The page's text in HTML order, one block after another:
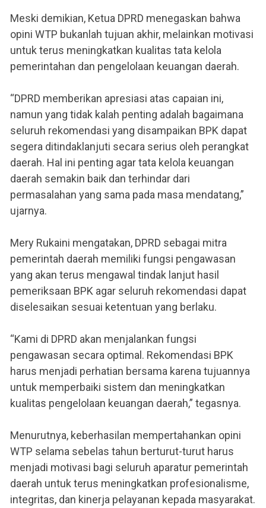
Meski demikian, Ketua DPRD menegaskan bahwa
opini WTP bukanlah tujuan akhir, melainkan motivasi
untuk terus meningkatkan kualitas tata kelola
pemerintahan dan pengelolaan keuangan daerah.
“DPRD memberikan apresiasi atas capaian ini,
namun yang tidak kalah penting adalah bagaimana
seluruh rekomendasi yang disampaikan BPK dapat
segera ditindaklanjuti secara serius oleh perangkat
daerah. Hal ini penting agar tata kelola keuangan
daerah semakin baik dan terhindar dari
permasalahan yang sama pada masa mendatang,”
ujarnya.
Mery Rukaini mengatakan, DPRD sebagai mitra
pemerintah daerah memiliki fungsi pengawasan
yang akan terus mengawal tindak lanjut hasil
pemeriksaan BPK agar seluruh rekomendasi dapat
diselesaikan sesuai ketentuan yang berlaku.
“Kami di DPRD akan menjalankan fungsi
pengawasan secara optimal. Rekomendasi BPK
harus menjadi perhatian bersama karena tujuannya
untuk memperbaiki sistem dan meningkatkan
kualitas pengelolaan keuangan daerah,” tegasnya.
Menurutnya, keberhasilan mempertahankan opini
WTP selama sebelas tahun berturut-turut harus
menjadi motivasi bagi seluruh aparatur pemerintah
daerah untuk terus meningkatkan profesionalisme,
integritas, dan kinerja pelayanan kepada masyarakat.